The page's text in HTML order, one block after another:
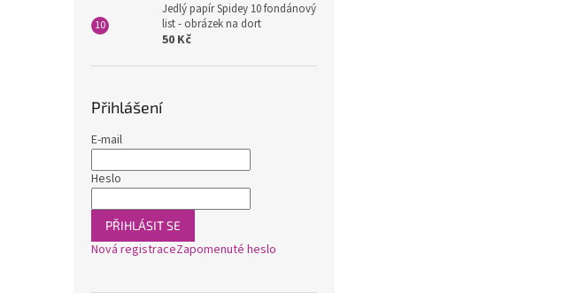
Jedlý papír Spidey 10 fondánový
list - obrázek na dort
50 Kč
Přihlášení
E-mail
Heslo
PŘIHLÁSIT SE
Nová registraceZapomenuté heslo